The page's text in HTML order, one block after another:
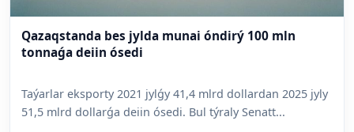
Qazaqstanda bes jylda munai óndirý 100 mln
tonnaǵa deiin ósedi
Taýarlar eksporty 2021 jylǵy 41,4 mlrd dollardan 2025 jyly
51,5 mlrd dollarǵa deiin ósedi. Bul týraly Senatt...